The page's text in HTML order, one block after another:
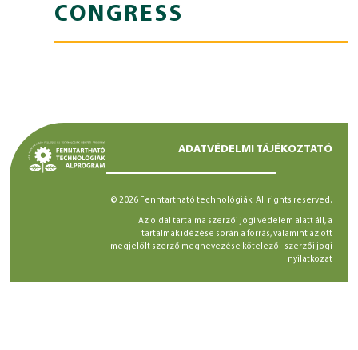
CONGRESS
ADATVÉDELMI TÁJÉKOZTATÓ
© 2026 Fenntartható technológiák. All rights reserved.
Az oldal tartalma szerzői jogi védelem alatt áll, a
tartalmak idézése során a forrás, valamint az ott
megjelölt szerző megnevezése kötelező - szerzői jogi
nyilatkozat